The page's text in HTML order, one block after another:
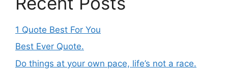
1 Quote Best For You
Best Ever Quote.
Do things at your own pace, life’s not a race.